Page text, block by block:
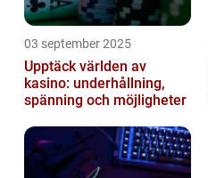
03 september 2025
Upptäck världen av
kasino: underhållning,
spänning och möjligheter